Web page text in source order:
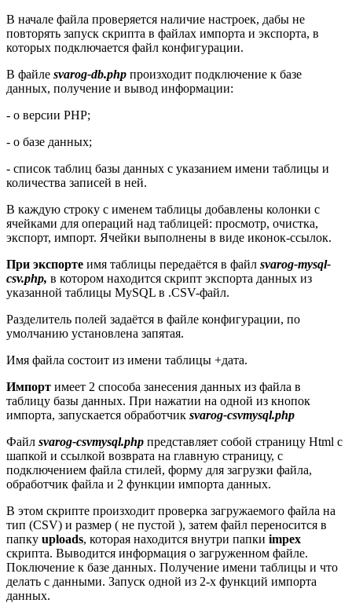
В начале файла проверяется наличие настроек, дабы не
повторять запуск скрипта в файлах импорта и экспорта, в
которых подключается файл конфигурации.
В файле svarog-db.php произходит подключение к базе
данных, получение и вывод информации:
- о версии PHP;
- о базе данных;
- список таблиц базы данных с указанием имени таблицы и
количества записей в ней.
В каждую строку с именем таблицы добавлены колонки с
ячейками для операций над таблицей: просмотр, очистка,
экспорт, импорт. Ячейки выполнены в виде иконок-ссылок.
При экспорте имя таблицы передаётся в файл svarog-mysql-
csv.php, в котором находится скрипт экспорта данных из
указанной таблицы MySQL в .CSV-файл.
Разделитель полей задаётся в файле конфигурации, по
умолчанию установлена запятая.
Имя файла состоит из имени таблицы +дата.
Импорт имеет 2 способа занесения данных из файла в
таблицу базы данных. При нажатии на одной из кнопок
импорта, запускается обработчик svarog-csvmysql.php
Файл svarog-csvmysql.php представляет собой страницу Html c
шапкой и ссылкой возврата на главную страницу, с
подключением файла стилей, форму для загрузки файла,
обработчик файла и 2 функции импорта данных.
В этом скрипте произходит проверка загружаемого файла на
тип (CSV) и размер ( не пустой ), затем файл переносится в
папку uploads, которая находится внутри папки impex
скрипта. Выводится информация о загруженном файле.
Поключение к базе данных. Получение имени таблицы и что
делать с данными. Запуск одной из 2-х функций импорта
данных.